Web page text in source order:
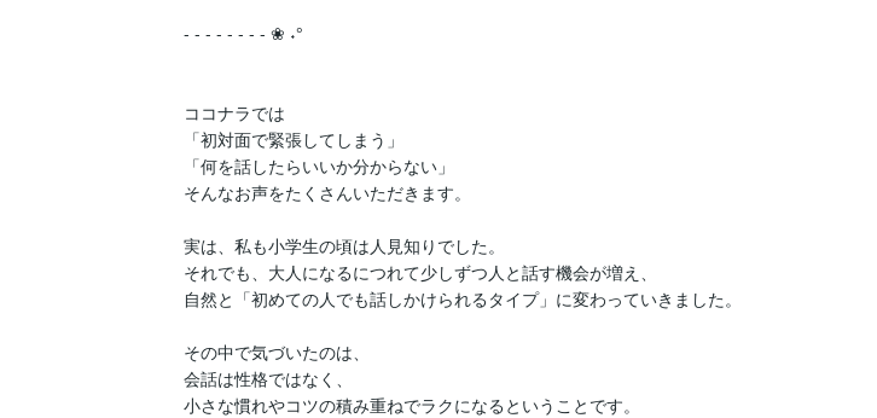
- - - - - - - - ❀ ˖°
ココナラでは
「初対面で緊張してしまう」
「何を話したらいいか分からない」
そんなお声をたくさんいただきます。
実は、私も小学生の頃は人見知りでした。
それでも、大人になるにつれて少しずつ人と話す機会が増え、
自然と「初めての人でも話しかけられるタイプ」に変わっていきました。
その中で気づいたのは、
会話は性格ではなく、
小さな慣れやコツの積み重ねでラクになるということです。